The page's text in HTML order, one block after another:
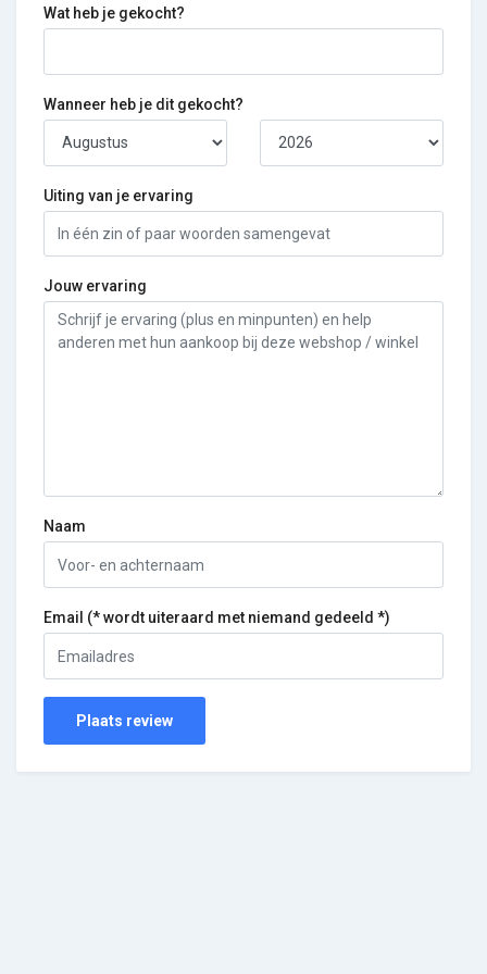
Wat heb je gekocht?
Wanneer heb je dit gekocht?
Uiting van je ervaring
Jouw ervaring
Naam
Email (* wordt uiteraard met niemand gedeeld *)
Plaats review